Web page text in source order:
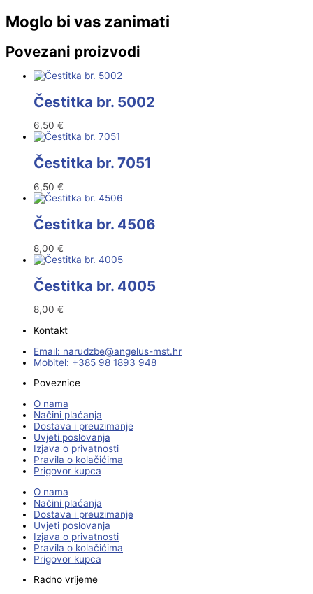
Moglo bi vas zanimati
Povezani proizvodi
Čestitka br. 5002
6,50 €
Čestitka br. 7051
6,50 €
Čestitka br. 4506
8,00 €
Čestitka br. 4005
8,00 €
Kontakt
Email:
rh.tsm-sulegna
@ebzduran
Mobitel: +385 98 1893 948
Poveznice
O nama
Načini plaćanja
Dostava i preuzimanje
Uvjeti poslovanja
Izjava o privatnosti
Pravila o kolačićima
Prigovor kupca
O nama
Načini plaćanja
Dostava i preuzimanje
Uvjeti poslovanja
Izjava o privatnosti
Pravila o kolačićima
Prigovor kupca
Radno vrijeme